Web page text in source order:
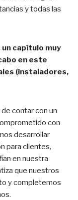
y todas las
un capítulo muy
en este
(instaladores,
contar con un
con
desarrollar
para clientes,
en nuestra
que nuestros
y completemos